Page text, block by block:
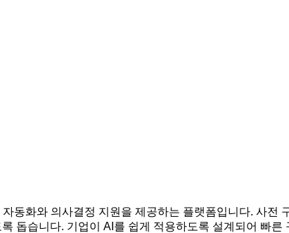
동화와 의사결정 지원을 제공하는 플랫폼입니다. 사전
돕습니다. 기업이 AI를 쉽게 적용하도록 설계되어 빠른